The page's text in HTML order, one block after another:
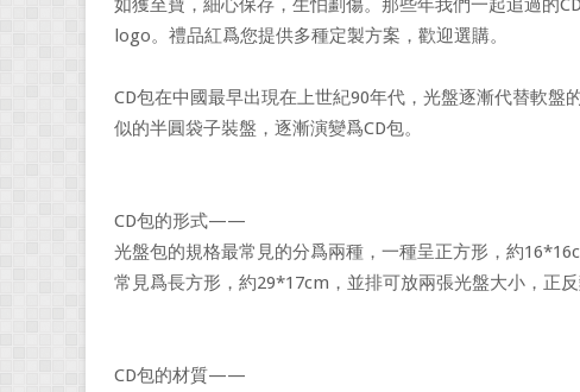
如獲至寶，細心保存，生怕劃傷。那些年我們一起追過的
logo。禮品紅爲您提供多種定製方案，歡迎選購。
CD包在中國最早出現在上世紀90年代，光盤逐漸代替軟
似的半圓袋子裝盤，逐漸演變爲CD包。
CD包的形式——
光盤包的規格最常見的分爲兩種，一種呈正方形，約
常見爲長方形，約29*17cm，並排可放兩張光盤大小，正
CD包的材質——